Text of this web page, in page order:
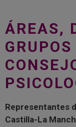
ÁREAS,
Representantes
Castilla-La